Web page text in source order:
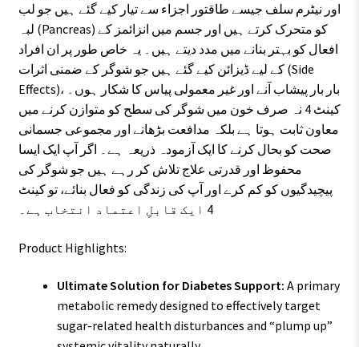
اور نیٹرم سلف جیسے طاقتور اجزاء سے تیار کیے گئے ہیں جو لب
لبہ (Pancreas) کو متحرک کرتے ہیں اور جسم میں انزائمز کے
افعال کو بہتر بنانے میں مدد دیتے ہیں۔ یہ خاص طور پر ان افراد
کے لیے ڈیزائن کیے گئے ہیں جو شوگر کے ضمنی اثرات (Side
Effects)، بار بار پیشاب آنے اور غیر معمولی پیاس کا شکار ہوں۔
کینٹ 4 نہ صرف خون میں شوگر کی سطح کو متوازن کرنے میں
معاون ثابت ہوتا ہے بلکہ مدافعت بڑھانے اور مجموعی جسمانی
صحت کو بحال کرنے کا ایک آزمودہ ذریعہ ہے۔ اگر آپ ایک ایسا
محفوظ اور قدرتی علاج تلاش کر رہے ہیں جو شوگر کی
پیچیدگیوں کو کم کرے اور آپ کی زندگی کو فعال بنائے، تو کینٹ
4 ایک قابلِ اعتماد انتخاب ہے۔
Product Highlights:
Ultimate Solution for Diabetes Support: A primary
metabolic remedy designed to effectively target
sugar-related health disturbances and “plump up”